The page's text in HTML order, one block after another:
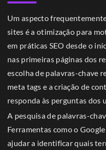
Um aspecto
sites é a otimização para
em práticas SEO desde o
nas primeiras páginas dos
escolha de palavras-chave
meta tags e a criação de
responda às perguntas dos
A pesquisa de palavras-
Ferramentas como o
ajudar a identificar quais